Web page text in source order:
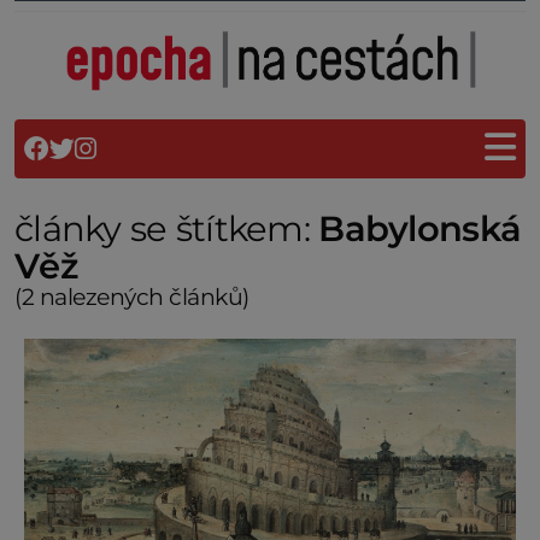
články se štítkem: Babylonská
Věž
(2 nalezených článků)